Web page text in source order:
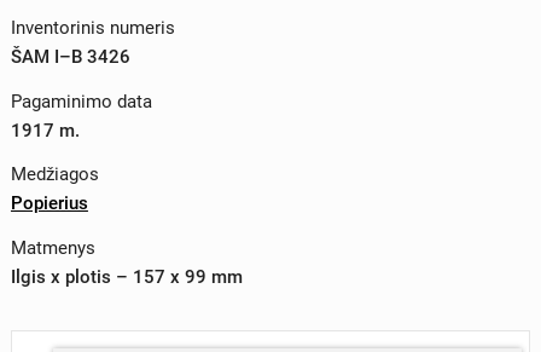
Inventorinis numeris
ŠAM I–B 3426
Pagaminimo data
1917 m.
Medžiagos
Popierius
Matmenys
Ilgis x plotis – 157 x 99 mm